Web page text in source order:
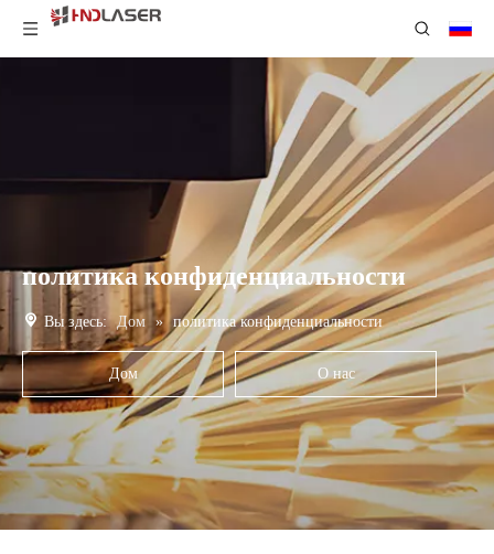
политика конфиденциальности
Вы здесь: Дом » политика конфиденциальности
Дом О нас